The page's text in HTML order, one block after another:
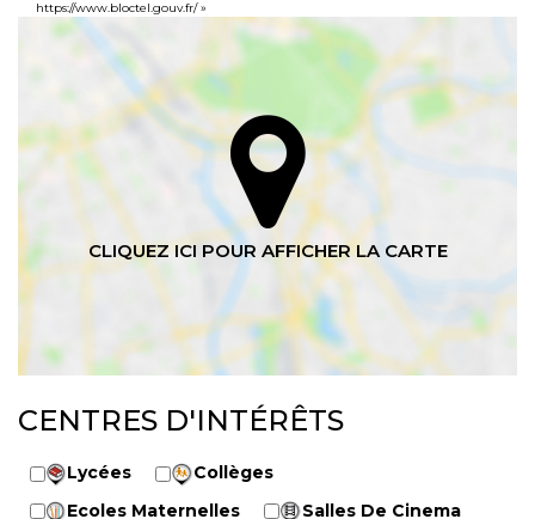
https://www.bloctel.gouv.fr/»
CENTRES D'INTÉRÊTS
Lycées
Collèges
Ecoles Maternelles
Salles De Cinema